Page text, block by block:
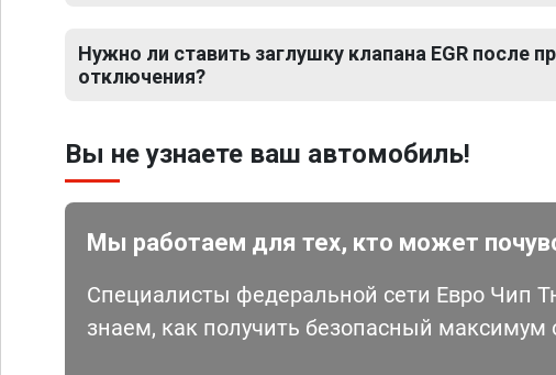
Нужно ли ставить заглушку клапана EGR после
отключения?
Вы не узнаете ваш автомобиль!
Мы работаем для тех, кто может
Специалисты федеральной сети Евро Чип
знаем, как получить безопасный